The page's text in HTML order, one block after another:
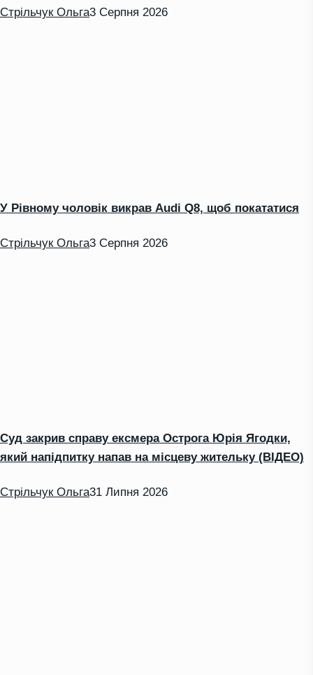
Стрільчук Ольга3 Серпня 2026
У Рівному чоловік викрав Audi Q8, щоб покататися
Стрільчук Ольга3 Серпня 2026
Суд закрив справу ексмера Острога Юрія Ягодки,
який напідпитку напав на місцеву жительку (ВІДЕО)
Стрільчук Ольга31 Липня 2026